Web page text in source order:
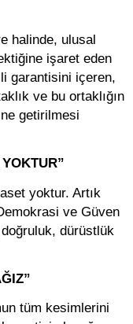
halinde, ulusal
işaret eden
garantisini içeren,
ve bu ortaklığın
getirilmesi
yoktur. Artık
ve Güven
doğruluk, dürüstlük
tüm kesimlerini